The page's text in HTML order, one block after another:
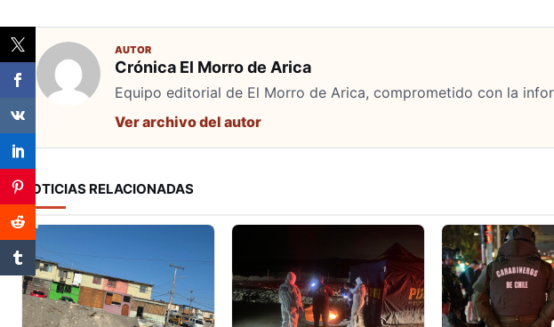
AUTOR
Crónica El Morro de Arica
Equipo editorial de El Morro de Arica, comprometido con la
Ver archivo del autor
NOTICIAS RELACIONADAS